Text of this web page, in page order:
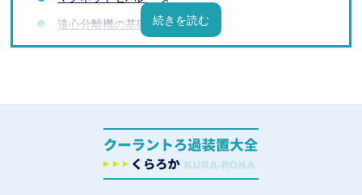
遠心分離機の基礎知識
フィルターの基礎知識
加工液の課題と解決方法
【素材・加工液別】スラッジ除去装置